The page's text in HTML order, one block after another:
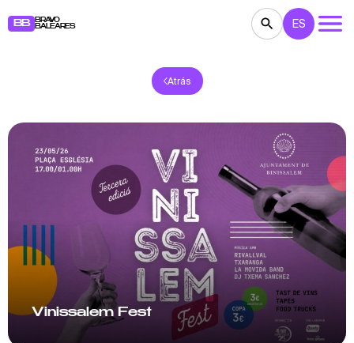
BB
BRAVO
BALEARES
TEATRO
RESTAURANTES MERCADILLOS FIESTAS
PARA NIÑOS BB NOTE
ES
Atrás
Vinissalem Fest